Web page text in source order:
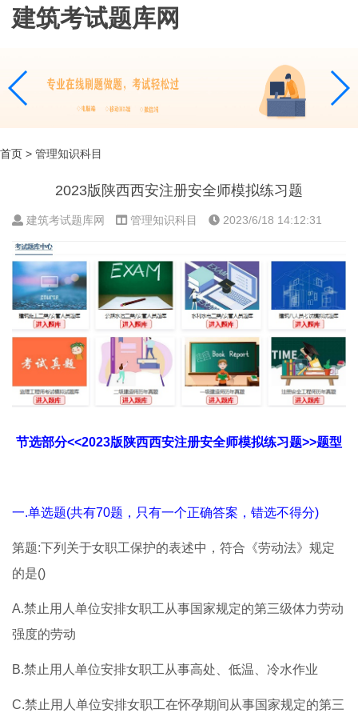
建筑考试题库网
首页 > 管理知识科目
2023版陕西西安注册安全师模拟练习题
建筑考试题库网 管理知识科目 2023/6/18 14:12:31
节选部分<<2023版陕西西安注册安全师模拟练习题>>题型
一.单选题(共有70题，只有一个正确答案，错选不得分)
第题:下列关于女职工保护的表述中，符合《劳动法》规定
的是()
A.禁止用人单位安排女职工从事国家规定的第三级体力劳动
强度的劳动
B.禁止用人单位安排女职工从事高处、低温、冷水作业
C.禁止用人单位安排女职工在怀孕期间从事国家规定的第三